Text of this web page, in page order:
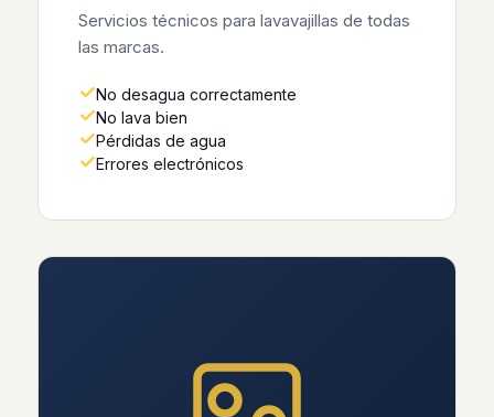
Servicios técnicos para lavavajillas de todas
las marcas.
No desagua correctamente
No lava bien
Pérdidas de agua
Errores electrónicos